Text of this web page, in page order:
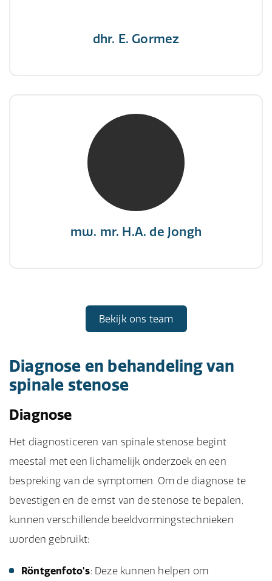
dhr. E. Gormez
mw. mr. H.A. de Jongh
mw. mr. H.A. de Jongh
NIVRE Register-Expert
"There is no elevator to succes, you need to
Bekijk ons team
Diagnose en behandeling van
spinale stenose
Diagnose
Het diagnosticeren van spinale stenose begint
meestal met een lichamelijk onderzoek en een
bespreking van de symptomen. Om de diagnose te
bevestigen en de ernst van de stenose te bepalen,
kunnen verschillende beeldvormingstechnieken
worden gebruikt:
Röntgenfoto's: Deze kunnen helpen om